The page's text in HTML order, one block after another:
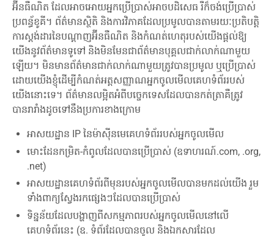
អ៊ីនធឺណិត ដែលអាចអោយអ្នកប្រើប្រាស់អាចបដិសេធ រឺក៏ចង់ប្រើប្រាស់
ប្រពន្ធ័ខូគី។ ព័ត៌មានស្ថិតិ និងការវិភាគដែលប្រមូលបានតាមរយៈប្រតិបត្តិ
ការស្តង់ដារនៃបណ្តាញអ៊ីនធឺណិត និងកំណត់ហេតុរបស់យើងផ្តល់ឱ្យ
យើងនូវព័ត៌មានទូទៅ និងមិនមែនជាព័ត៌មានបុគ្គលជាក់លាក់ណាមួយ
ឡើយ។ មិនមានព័ត៌មានជាក់លាក់ណាមួយត្រូវបានប្រមូល ឬប្រើប្រាស់
ដោយយើងខ្ញុំដើម្បីកំណត់អត្តសញ្ញាណអ្នកចូលមើលគេហទំព័ររបស់
យើងនោះទេ។ ព័ត៌មានលម្អិតអំពីបច្ចេកទេសដែលបានកត់ត្រាគឺត្រូវ
បានរារាំងដូចទៅនឹងប្រការខាងក្រោម
អាសយដ្ឋាន IP នៃម៉ាស៊ីនមេគេហទំព័ររបស់អ្នកចូលមើល
មោះដែនកម្រិត-កំពូលដែលបានប្រើប្រាស់ (ឧទាហរណ៍.com, .org,
.net)
អាសយដ្ឋានគេហទំព័រពីមុនរបស់អ្នកចូលមើលបានមកដល់យើង រួម
ទាំងពាក្យស្វែងរកផ្សេងៗដែលបានប្រើប្រាស់
ទិន្នន័យដែលបង្ហាញពីសកម្មភាពរបស់អ្នកចូលមើលនៅលើ
គេហទំព័រនេះ (ឧ. ទំព័រដែលបានចូល និងឯកសារដែល